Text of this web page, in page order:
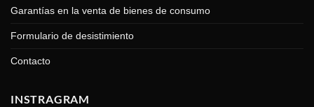
Garantías en la venta de bienes de consumo
Formulario de desistimiento
Contacto
INSTRAGRAM